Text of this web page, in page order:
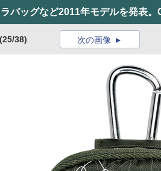
バッグなど2011年モデルを発表。
(25/38) 次の画像